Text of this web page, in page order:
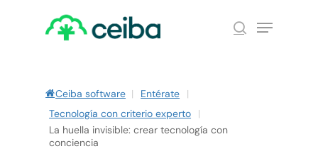
search
Menu
Ceiba software | Entérate
|
Tecnología con criterio experto
|
La huella invisible: crear tecnología con
conciencia